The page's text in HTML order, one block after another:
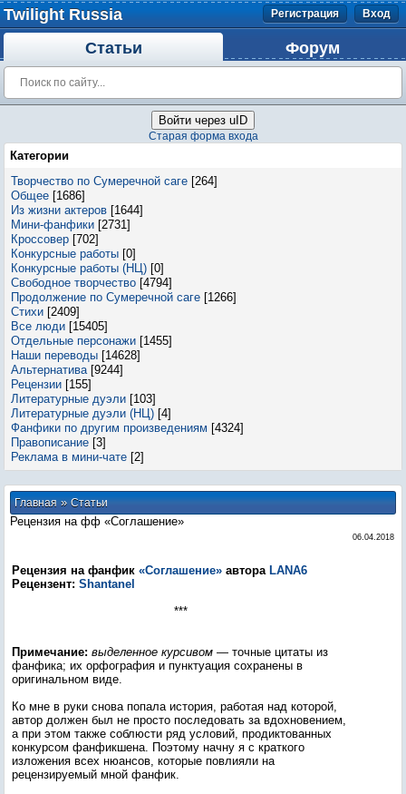
Twilight Russia Регистрация Вход
Статьи Форум
Войти через uID
Старая форма входа
Категории
Творчество по Сумеречной саге [264]
Общее [1686]
Из жизни актеров [1644]
Мини-фанфики [2731]
Кроссовер [702]
Конкурсные работы [0]
Конкурсные работы (НЦ) [0]
Свободное творчество [4794]
Продолжение по Сумеречной саге [1266]
Стихи [2409]
Все люди [15405]
Отдельные персонажи [1455]
Наши переводы [14628]
Альтернатива [9244]
Рецензии [155]
Литературные дуэли [103]
Литературные дуэли (НЦ) [4]
Фанфики по другим произведениям [4324]
Правописание [3]
Реклама в мини-чате [2]
Главная»Статьи
Рецензия на фф «Соглашение»
06.04.2018
Рецензия на фанфик «Соглашение» автора LANA6
Рецензент: Shantanel
***
Примечание: выделенное курсивом — точные цитаты из
фанфика; их орфография и пунктуация сохранены в
оригинальном виде.
Ко мне в руки снова попала история, работая над которой,
автор должен был не просто последовать за вдохновением,
а при этом также соблюсти ряд условий, продиктованных
конкурсом фанфикшена. Поэтому начну я с краткого
изложения всех нюансов, которые повлияли на
рецензируемый мной фанфик.